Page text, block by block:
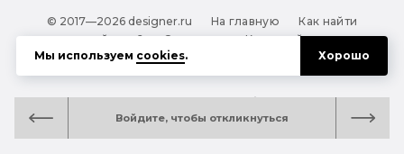
Войдите, чтобы откликнуться
© 2017—2026 designer.ru На главную
Как найти
дизайнера?
О проекте
Карта сайта
Обработка персональных данных
Файлы cookie
руководство для тех, кто заказывает дизайн
Мы используем cookies. Хорошо